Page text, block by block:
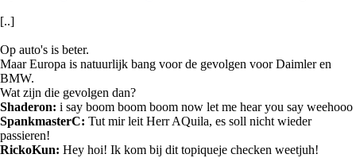
[..]
Op auto's is beter.
Maar Europa is natuurlijk bang voor de gevolgen voor Daimler en
BMW.
Wat zijn die gevolgen dan?
Shaderon: i say boom boom boom now let me hear you say weehooo
SpankmasterC: Tut mir leit Herr AQuila, es soll nicht wieder
passieren!
RickoKun: Hey hoi! Ik kom bij dit topiqueje checken weetjuh!